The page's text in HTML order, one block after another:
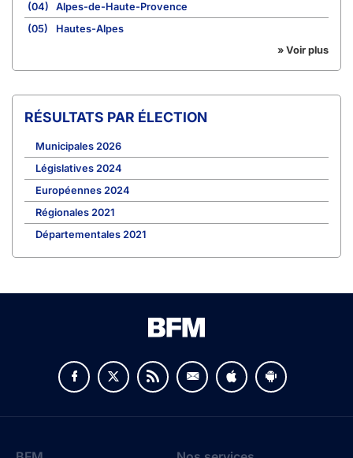
(04)
Alpes-de-Haute-Provence
(05)
Hautes-Alpes
» Voir plus
RÉSULTATS PAR ÉLECTION
Municipales 2026
Législatives 2024
Européennes 2024
Régionales 2021
Départementales 2021